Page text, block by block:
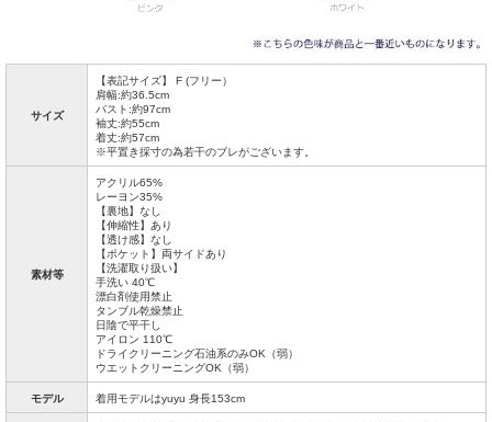
サイズ
【表記サイズ】 F (フリー）
肩幅:約36.5cm
バスト:約97cm
袖丈:約55cm
着丈:約57cm
※平置き採寸の為若干のブレがございます。
素材等
アクリル65%
レーヨン35%
【裏地】なし
【伸縮性】あり
【透け感】なし
【ポケット】両サイドあり
【洗濯取り扱い】
手洗い 40℃
漂白剤使用禁止
タンブル乾燥禁止
日陰で平干し
アイロン 110℃
ドライクリーニング石油系のみOK（弱）
ウエットクリーニングOK（弱）
モデル 着用モデルはyuyu 身長153cm